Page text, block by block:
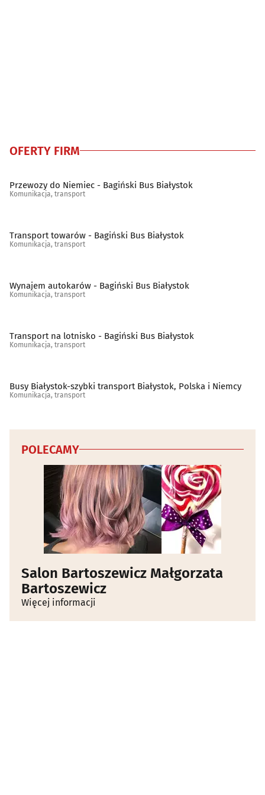
OFERTY FIRM
Przewozy do Niemiec - Bagiński Bus Białystok
Komunikacja, transport
Transport towarów - Bagiński Bus Białystok
Komunikacja, transport
Wynajem autokarów - Bagiński Bus Białystok
Komunikacja, transport
Transport na lotnisko - Bagiński Bus Białystok
Komunikacja, transport
Busy Białystok-szybki transport Białystok, Polska i Niemcy
Komunikacja, transport
POLECAMY
Salon Bartoszewicz Małgorzata
Bartoszewicz
Więcej informacji